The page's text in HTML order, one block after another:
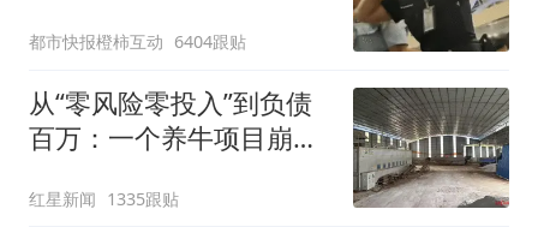
拒绝登机决定由航司作
出；亲历者：曾承诺免费
改签但没兑现
都市快报橙柿互动 6404跟贴
从“零风险零投入”到负债
百万：一个养牛项目崩盘
单丨红星调查
红星新闻 1335跟贴